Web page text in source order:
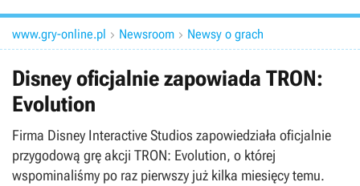
www.gry-online.pl  Newsroom  Newsy o grach
Disney oficjalnie zapowiada TRON:
Evolution
Firma Disney Interactive Studios zapowiedziała oficjalnie
przygodową grę akcji TRON: Evolution, o której
wspominaliśmy po raz pierwszy już kilka miesięcy temu.